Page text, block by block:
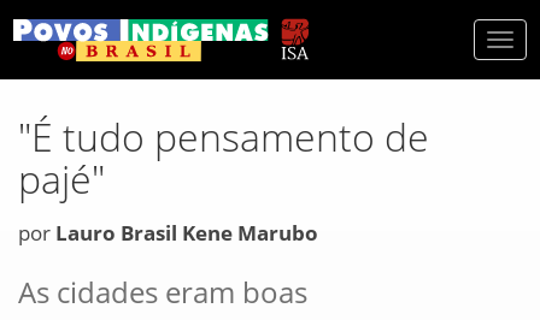
"É tudo pensamento de
pajé"
por Lauro Brasil Kene Marubo
As cidades eram boas